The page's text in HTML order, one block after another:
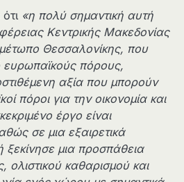
«η πολύ σημαντική αυτή
Κεντρικής Μακεδονίας
Θεσσαλονίκης, που
ευρωπαϊκούς πόρους,
αξία που μπορούν
πόροι για την οικονομία και
έργο είναι
σε μια εξαιρετικά
ξεκίνησε μια προσπάθεια
ολιστικού καθαρισμού και